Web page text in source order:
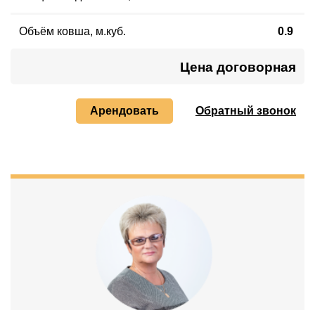
Объём ковша, м.куб. 0.9
Цена договорная
Арендовать Обратный звонок